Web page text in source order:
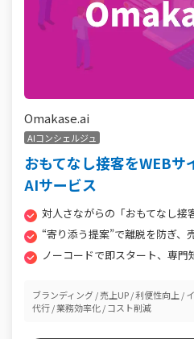
Omakase.ai
AIコンシェルジュ
おもてなし接客をWEBサ
AIサービス
対人さながらの「おもてなし接
“寄り添う提案”で離脱を防ぎ、
ノーコードで即スタート、専門
ブランディング 売上UP 利便性向上
代行 業務効率化 コスト削減